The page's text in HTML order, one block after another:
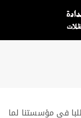
في مؤسستنا لما